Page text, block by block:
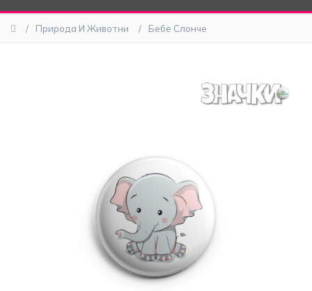
Професии
и
Природа И Животни Бебе Слонче